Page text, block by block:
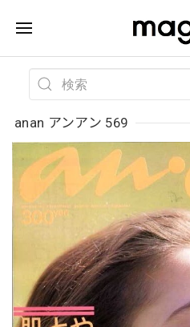
anan アンアン 569